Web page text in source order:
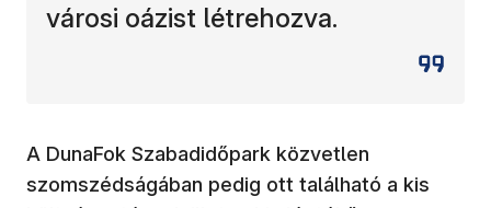
városi oázist létrehozva.
A DunaFok Szabadidőpark közvetlen
szomszédságában pedig ott található a kis